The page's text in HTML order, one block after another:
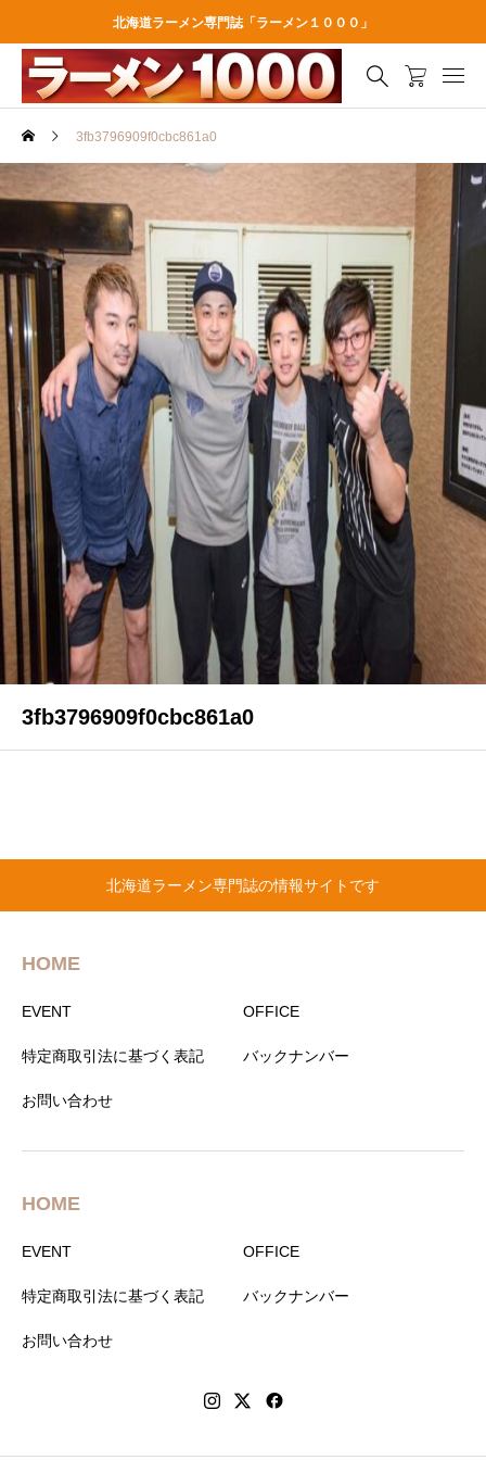
北海道ラーメン専門誌「ラーメン１０００」
3fb3796909f0cbc861a0
3fb3796909f0cbc861a0
北海道ラーメン専門誌の情報サイトです
HOME
EVENT OFFICE
特定商取引法に基づく表記 バックナンバー
お問い合わせ
HOME
EVENT OFFICE
特定商取引法に基づく表記 バックナンバー
お問い合わせ